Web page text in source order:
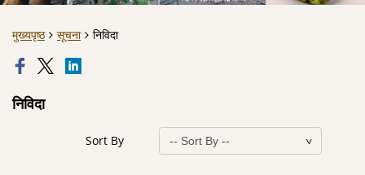
मुख्यपृष्ठ सूचना निविदा
निविदा
Sort By